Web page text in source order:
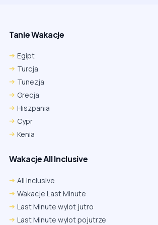
Tanie Wakacje
Egipt
Turcja
Tunezja
Grecja
Hiszpania
Cypr
Kenia
Wakacje All Inclusive
All Inclusive
Wakacje Last Minute
Last Minute wylot jutro
Last Minute wylot pojutrze